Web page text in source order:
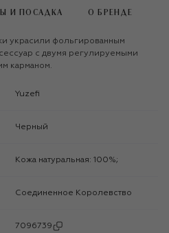
И ПОСАДКА О БРЕНДЕ
украсили фольгированным
с двумя регулируемыми
карманом.
Yuzefi
Черный
Кожа натуральная: 100%;
Соединенное Королевство
7096739